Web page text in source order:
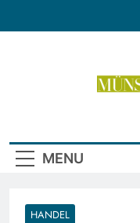
MENU
HANDEL